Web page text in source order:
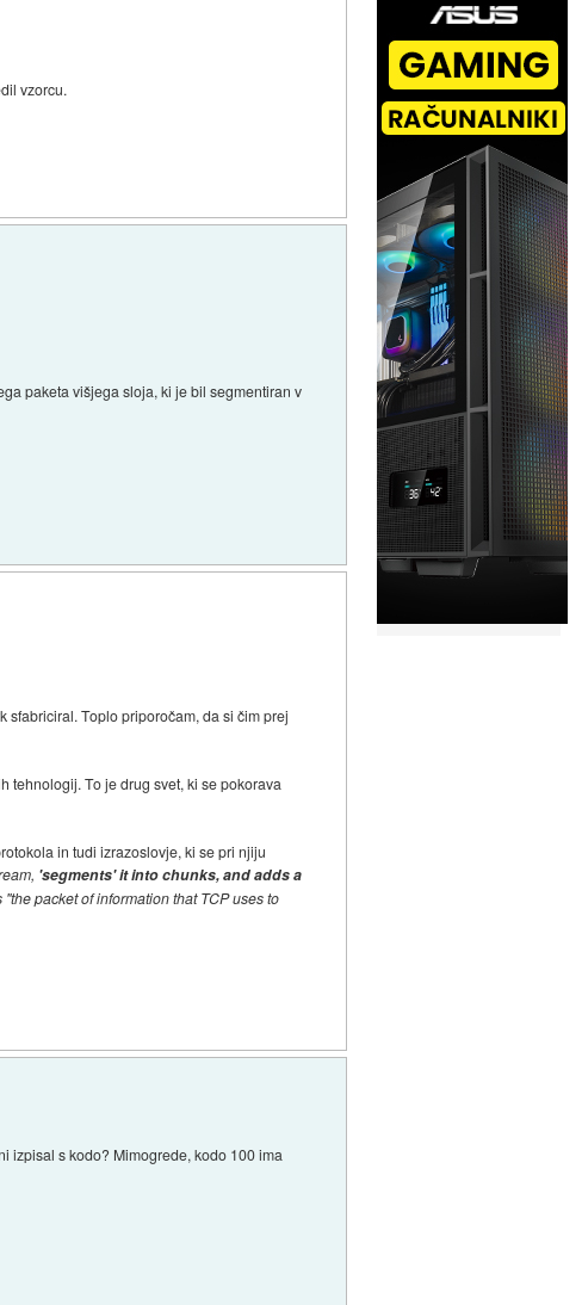
vzorcu.
paketa višjega sloja, ki je bil segmentiran v
sfabriciral. Toplo priporočam, da si čim prej
tehnologij. To je drug svet, ki se pokorava
in tudi izrazoslovje, ki se pri njiju
'segments' it into chunks, and adds a
packet of information that TCP uses to
izpisal s kodo? Mimogrede, kodo 100 ima